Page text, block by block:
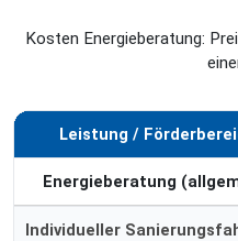
Kosten Energieberatung:
Leistung /
Energieberatung
Individueller